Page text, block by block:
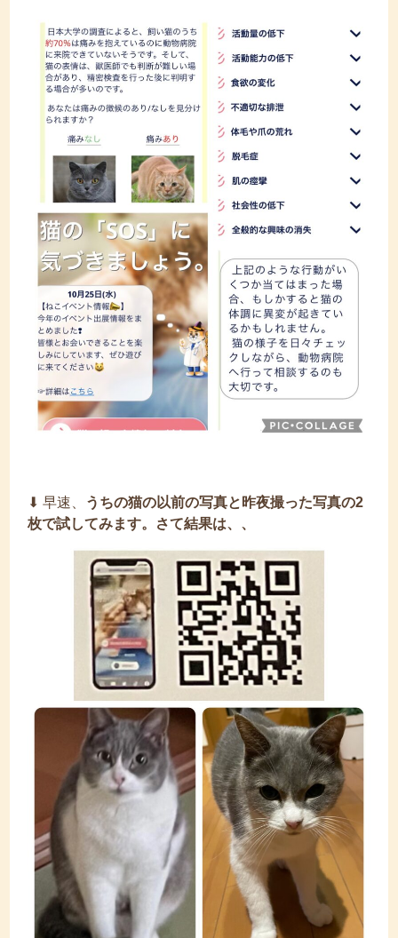
⬇︎ 早速、
うちの猫の以前の写真と昨夜撮った写真の2
枚で試してみます。さて結果は、、